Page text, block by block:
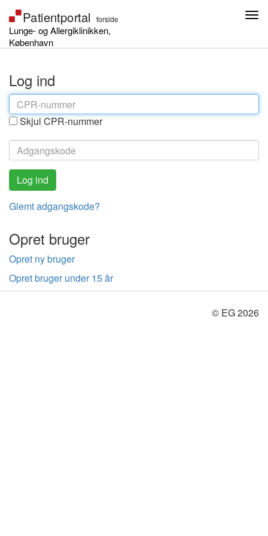
Lunge- og Allergiklinikken,
København
Log ind
Skjul CPR-nummer
Glemt adgangskode?
Opret bruger
Opret ny bruger
Opret bruger under 15 år
© EG 2026